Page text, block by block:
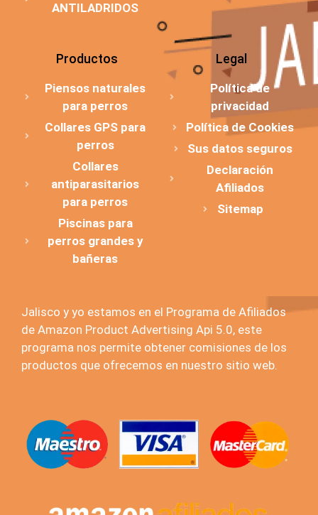
ANTILADRIDOS
Productos
Piensos naturales
para perros
Collares GPS para
perros
Collares
antiparasitarios
para perros
Piscinas para
perros grandes y
bañeras
Legal
Política de
privacidad
Política de Cookies
Sus datos seguros
Declaración
Afiliados
Sitemap
Jalisco y yo estamos en el Programa de Afiliados
de Amazon Product Advertising Api 5.0, este
programa nos permite obtener comisiones de los
productos que ofrecemos en nuestro sitio web.